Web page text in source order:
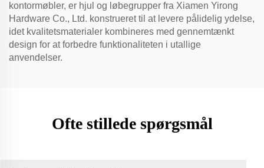
kontormøbler, er hjul og løbegrupper fra Xiamen Yirong
Hardware Co., Ltd. konstrueret til at levere pålidelig ydelse,
idet kvalitetsmaterialer kombineres med gennemtænkt
design for at forbedre funktionaliteten i utallige
anvendelser.
Ofte stillede spørgsmål